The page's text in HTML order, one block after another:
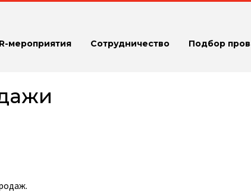
мероприятия Сотрудничество Подбор